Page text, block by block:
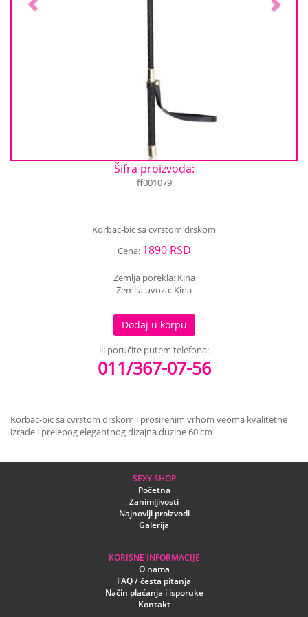
Šifra proizvoda:
ff001079
Korbac-bic sa cvrstom drskom
Cena: 1890 RSD
Zemlja porekla: Kina
Zemlja uvoza: Kina
Dodaj u korpu
ili poručite putem telefona:
011/367-07-56
Korbac-bic sa cvrstom drskom i prosirenim vrhom veoma kvalitetne
izrade i prelepog elegantnog dizajna.duzine 60 cm
SEXY SHOP
Početna
Zanimljivosti
Najnoviji proizvodi
Galerija
KORISNE INFORMACIJE
O nama
FAQ / česta pitanja
Način plaćanja i isporuke
Kontakt